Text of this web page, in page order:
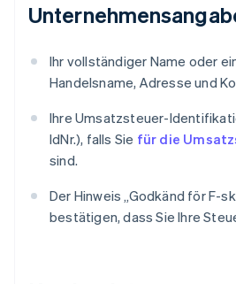
Ihr vollständiger Name oder
Handelsname, Adresse und
Ihre Umsatzsteuer-
IdNr.), falls Sie für die
sind.
Der Hinweis „Godkänd för F-
bestätigen, dass Sie Ihre